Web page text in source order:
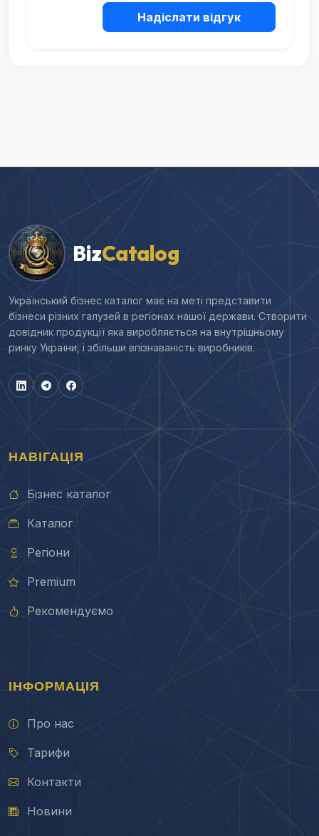
Надіслати відгук
BizCatalog
Український бізнес каталог має на меті представити
бізнеси різних галузей в регіонах нашої держави. Створити
довідник продукції яка виробляється на внутрішньому
ринку України, і збільши впізнаваність виробників.
НАВІГАЦІЯ
Бізнес каталог
Каталог
Регіони
Premium
Рекомендуємо
ІНФОРМАЦІЯ
Про нас
Тарифи
Контакти
Новини